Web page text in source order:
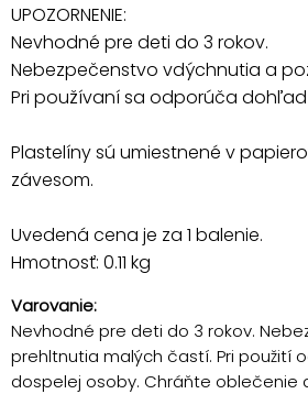
UPOZORNENIE:
Nevhodné pre deti do 3 rokov.
Nebezpečenstvo vdýchnutia a
Pri používaní sa odporúča
Plastelíny sú umiestnené v
závesom.
Uvedená cena je za 1 balenie.
Hmotnosť: 0.11 kg
Varovanie:
Nevhodné pre deti do 3 rokov.
prehltnutia malých častí. Pri použití
dospelej osoby. Chráňte oblečenie